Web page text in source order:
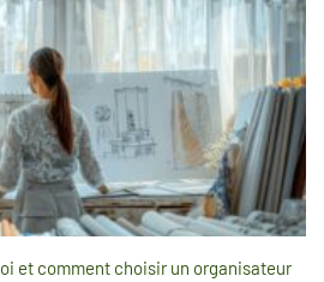
et comment choisir un organisateur